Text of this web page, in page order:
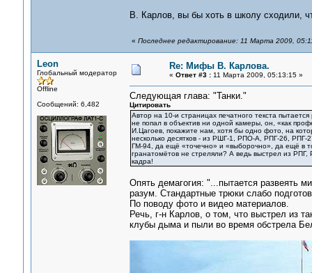
В. Карлов, вы бы хоть в школу сходили,
« Последнее редактирование: 11 Марта 2009,
Leon
Глобальный модератор
Offline
Сообщений: 6,482
Re: Мифы В. Карлова.
« Ответ #3 :11 Марта 2009, 05:13:15 »
Следующая глава: "Танки."
Цитировать
Автор на 10-и страницах печатного текста
не попал в объектив ни одной камеры, он, «как
И.Цагоев, покажите нам, хотя бы одно фото, на
несколько десятков - из РШГ-1, РПО-А, РПГ-26, РПГ-
ГМ-94, да ещё «точечно» и «выборочно», да ещё в
гранатомётов не стреляли? А ведь выстрел из
кадра!
Опять демагогия: "...пытается развеять
разум. Стандартные трюки слабо
По поводу фото и видео материалов.
Речь, г-н Карлов, о том, что выстрел из
клубы дыма и пыли во время обстрела